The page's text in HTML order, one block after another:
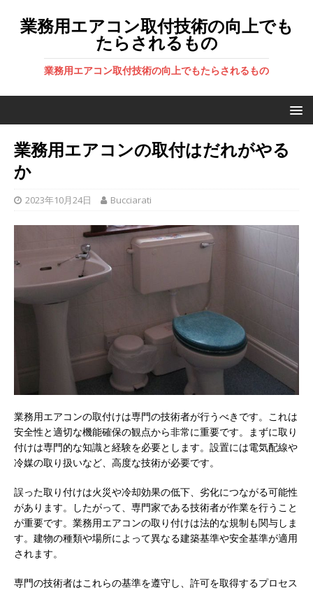
業務用エアコン取付技術の向上でも
たらされるもの
業務用エアコン取付技術の向上でもたらされるもの
業務用エアコンの取付はだれがやる
か
2023年10月24日 Bucciarati
業務用エアコンの取付けは専門の技術者が行うべきです。 これは
安全性と適切な機能確保の観点から非常に重要です。まずに取り
付けは専門的な知識と経験を必要とします。設置には電気配線や
冷媒の取り扱いなど、高度な技術が必要です。
誤った取り付けは火災や冷却効果の低下、劣化につながる可能性
があります。したがって、専門家である技術者が作業を行うこと
が重要です。業務用エアコンの取り付けは法的な規制も関与しま
す。建物の種類や場所によって異なる建築基準や安全基準が適用
されます。
専門の技術者はこれらの基準を遵守し、許可を取得するプロセス